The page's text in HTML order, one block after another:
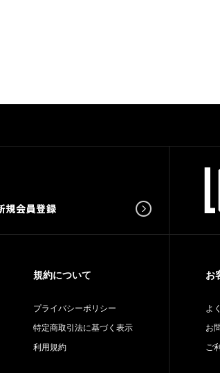
規約について
プライバシーポリシー
特定商取引法に基づく表示
利用規約
お
よ
お
ご